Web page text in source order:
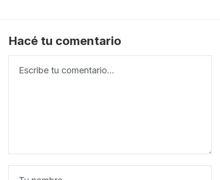
Hacé tu comentario